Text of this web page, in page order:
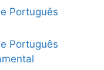
Português
Português